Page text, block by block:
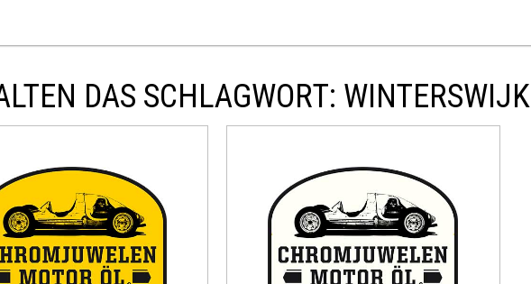
DAS SCHLAGWORT: WINTERSWIJK